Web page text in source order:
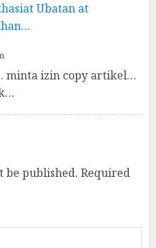
Ubatan at
minta izin copy artikel…
be published. Required